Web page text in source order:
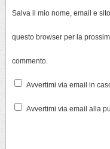
Salva il mio nome, email e
questo browser per la
commento.
Avvertimi via email in
Avvertimi via email alla